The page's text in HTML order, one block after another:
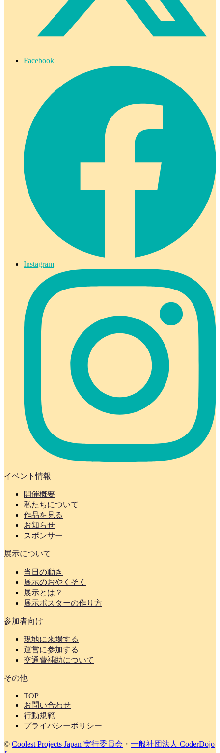
Facebook
Instagram
イベント情報
開催概要
私たちについて
作品を見る
お知らせ
スポンサー
展示について
当日の動き
展示のおやくそく
展示とは？
展示ポスターの作り方
参加者向け
現地に来場する
運営に参加する
交通費補助について
その他
TOP
お問い合わせ
行動規範
プライバシーポリシー
© Coolest Projects Japan 実行委員会 ・ 一般社団法人 CoderDojo